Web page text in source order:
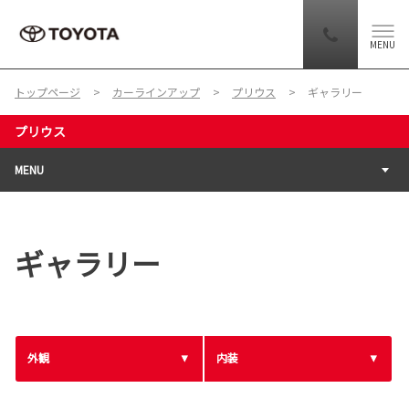
MENU
トップページ カーラインアップ プリウス ギャラリー
プリウス
MENU
ギャラリー
外観 内装